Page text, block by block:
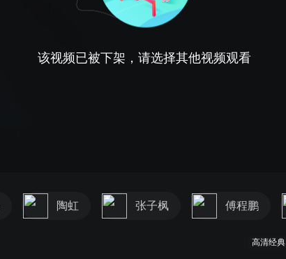
该视频已被下架，请选择其他视频观看
陶虹 张子枫 傅程鹏
高清经典